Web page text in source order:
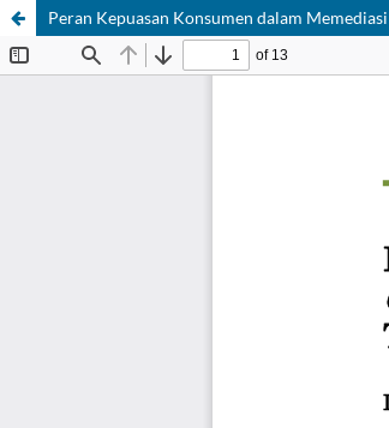
Peran Kepuasan Konsumen dalam